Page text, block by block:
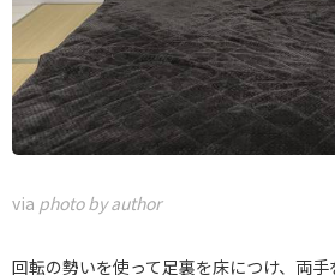
via photo by author
回転の勢いを使って足裏を床につけ、両